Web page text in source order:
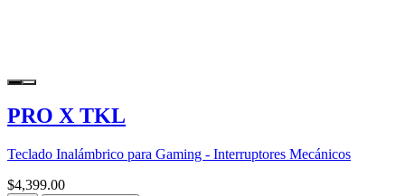
PRO X TKL
Teclado Inalámbrico para Gaming - Interruptores Mecánicos
$4,399.00